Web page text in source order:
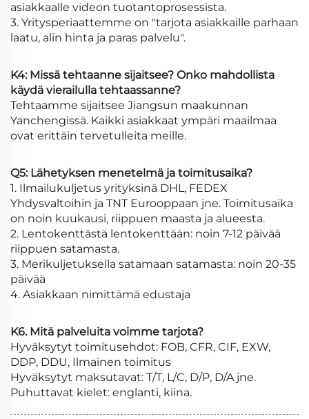
asiakkaalle videon tuotantoprosessista.
3. Yritysperiaattemme on "tarjota asiakkaille parhaan
laatu, alin hinta ja paras palvelu".
K4: Missä tehtaanne sijaitsee? Onko mahdollista
käydä vierailulla tehtaassanne?
Tehtaamme sijaitsee Jiangsun maakunnan
Yanchengissä. Kaikki asiakkaat ympäri maailmaa
ovat erittäin tervetulleita meille.
Q5: Lähetyksen menetelmä ja toimitusaika?
1. Ilmailukuljetus yrityksinä DHL, FEDEX
Yhdysvaltoihin ja TNT Eurooppaan jne. Toimitusaika
on noin kuukausi, riippuen maasta ja alueesta.
2. Lentokenttästä lentokenttään: noin 7-12 päivää
riippuen satamasta.
3. Merikuljetuksella satamaan satamasta: noin 20-35
päivää
4. Asiakkaan nimittämä edustaja
K6. Mitä palveluita voimme tarjota?
Hyväksytyt toimitusehdot: FOB, CFR, CIF, EXW,
DDP, DDU, Ilmainen toimitus
Hyväksytyt maksutavat: T/T, L/C, D/P, D/A jne.
Puhuttavat kielet: englanti, kiina.